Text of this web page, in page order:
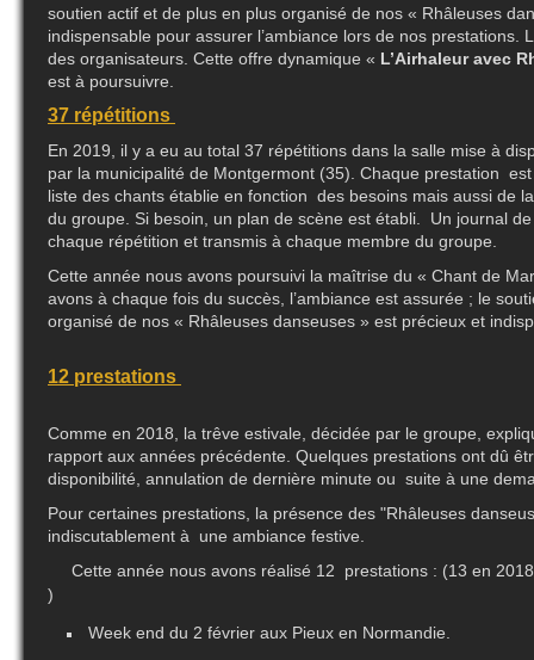
soutien actif et de plus en plus organisé de nos « Rhâleuses
indispensable pour assurer l’ambiance lors de nos prestations.
des organisateurs. Cette offre dynamique « L’Airhaleur avec
est à poursuivre.
37 répétitions
En 2019, il y a eu au total 37 répétitions dans la salle mise à
par la municipalité de Montgermont (35). Chaque prestation
liste des chants établie en fonction des besoins mais aussi de
du groupe. Si besoin, un plan de scène est établi. Un journal
chaque répétition et transmis à chaque membre du groupe.
Cette année nous avons poursuivi la maîtrise du « Chant de
avons à chaque fois du succès, l’ambiance est assurée ; le
organisé de nos « Rhâleuses danseuses » est précieux et
12 prestations
Comme en 2018, la trêve estivale, décidée par le groupe,
rapport aux années précédente. Quelques prestations ont dû
disponibilité, annulation de dernière minute ou suite à une
Pour certaines prestations, la présence des "Rhâleuses
indiscutablement à une ambiance festive.
Cette année nous avons réalisé 12 prestations : (13 en
)
Week end du 2 février aux Pieux en Normandie.